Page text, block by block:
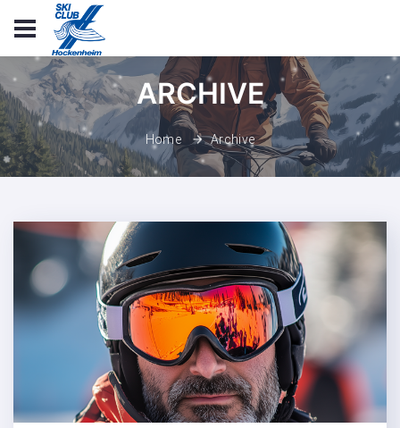
ARCHIVE
Home Archive